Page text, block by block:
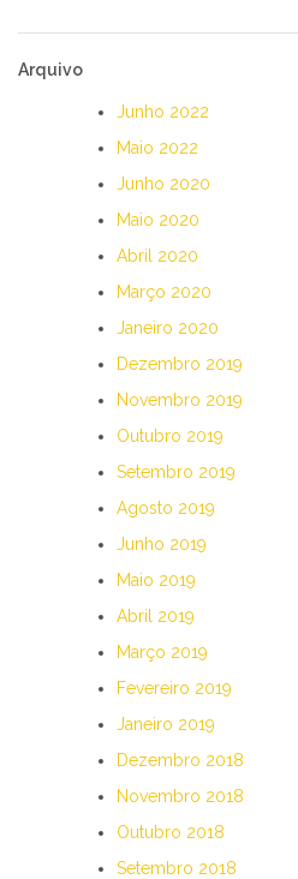
Arquivo
Junho 2022
Maio 2022
Junho 2020
Maio 2020
Abril 2020
Março 2020
Janeiro 2020
Dezembro 2019
Novembro 2019
Outubro 2019
Setembro 2019
Agosto 2019
Junho 2019
Maio 2019
Abril 2019
Março 2019
Fevereiro 2019
Janeiro 2019
Dezembro 2018
Novembro 2018
Outubro 2018
Setembro 2018